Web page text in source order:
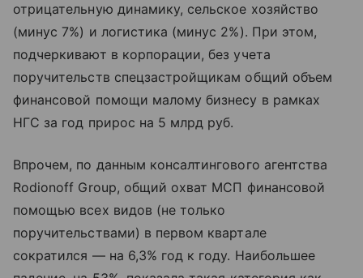
отрицательную динамику, сельское хозяйство
(минус 7%) и логистика (минус 2%). При этом,
подчеркивают в корпорации, без учета
поручительств спецзастройщикам общий объем
финансовой помощи малому бизнесу в рамках
НГС за год прирос на 5 млрд руб.
Впрочем, по данным консалтингового агентства
Rodionoff Group, общий охват МСП финансовой
помощью всех видов (не только
поручительствами) в первом квартале
сократился — на 6,3% год к году. Наибольшее